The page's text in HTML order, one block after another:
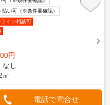
払い可（※条件要確認）
イン相談可
円
なし
㎡
電話で問合せ